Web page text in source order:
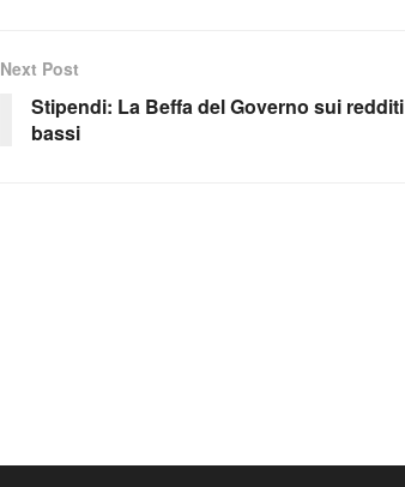
Next Post
Stipendi: La Beffa del Governo sui redditi
bassi